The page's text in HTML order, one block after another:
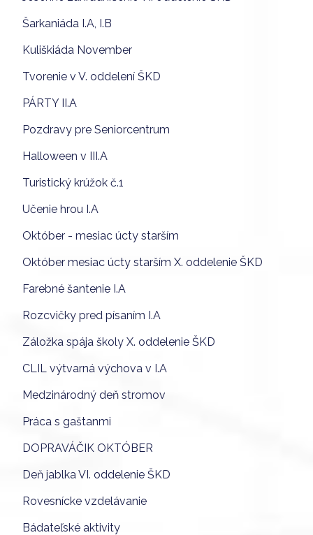
Šarkaniáda I.A, I.B
Kuliškiáda November
Tvorenie v V. oddelení ŠKD
PÁRTY II.A
Pozdravy pre Seniorcentrum
Halloween v III.A
Turistický krúžok č.1
Učenie hrou I.A
Október - mesiac úcty starším
Október mesiac úcty starším X. oddelenie ŠKD
Farebné šantenie I.A
Rozcvičky pred písaním I.A
Záložka spája školy X. oddelenie ŠKD
CLIL výtvarná výchova v I.A
Medzinárodný deň stromov
Práca s gaštanmi
DOPRAVÁČIK OKTÓBER
Deň jablka VI. oddelenie ŠKD
Rovesnícke vzdelávanie
Bádateľské aktivity